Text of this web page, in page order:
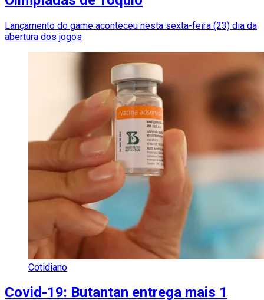
Lançamento do game aconteceu nesta sexta-feira (23) dia da
abertura dos jogos
Cotidiano
Covid-19: Butantan entrega mais 1